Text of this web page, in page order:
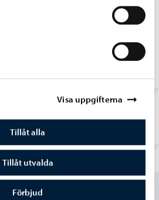
Visa uppgifterna
Tillåt alla
Tillåt utvalda
Förbjud
och Hassan (Längd 5:53)
Flyktingars berättelser på
Ja